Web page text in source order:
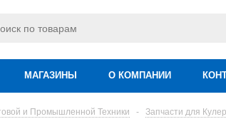
МАГАЗИНЫ О КОМПАНИИ
и Промышленной Техники - Запчасти для